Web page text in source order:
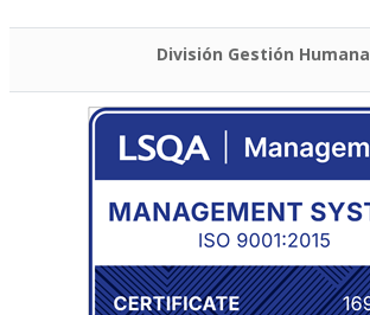
División Gestión Humana